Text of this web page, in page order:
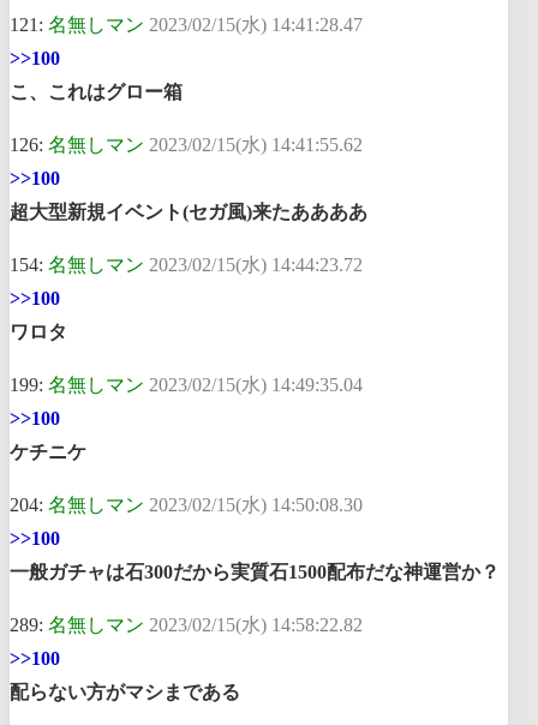
121: 名無しマン 2023/02/15(水) 14:41:28.47
>>100
こ、これはグロー箱
126: 名無しマン 2023/02/15(水) 14:41:55.62
>>100
超大型新規イベント(セガ風)来たああああ
154: 名無しマン 2023/02/15(水) 14:44:23.72
>>100
ワロタ
199: 名無しマン 2023/02/15(水) 14:49:35.04
>>100
ケチニケ
204: 名無しマン 2023/02/15(水) 14:50:08.30
>>100
一般ガチャは石300だから実質石1500配布だな神運営か？
289: 名無しマン 2023/02/15(水) 14:58:22.82
>>100
配らない方がマシまである